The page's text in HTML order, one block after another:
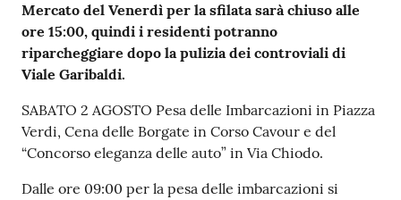
Mercato del Venerdì per la sfilata sarà chiuso alle
ore 15:00, quindi i residenti potranno
riparcheggiare dopo la pulizia dei controviali di
Viale Garibaldi.
SABATO 2 AGOSTO Pesa delle Imbarcazioni in Piazza
Verdi, Cena delle Borgate in Corso Cavour e del
“Concorso eleganza delle auto” in Via Chiodo.
Dalle ore 09:00 per la pesa delle imbarcazioni si